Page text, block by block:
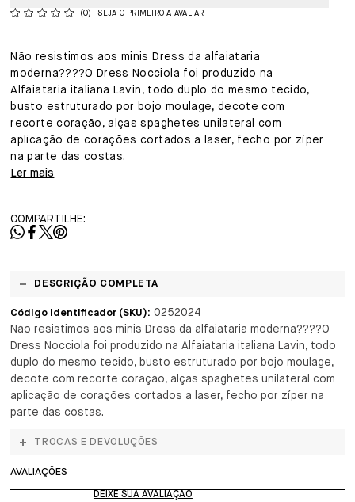
(0) SEJA O PRIMEIRO A AVALIAR
Não resistimos aos minis Dress da alfaiataria
moderna????O Dress Nocciola foi produzido na
Alfaiataria italiana Lavin, todo duplo do mesmo tecido,
busto estruturado por bojo moulage, decote com
recorte coração, alças spaghetes unilateral com
aplicação de corações cortados a laser, fecho por zíper
na parte das costas.
Ler mais
COMPARTILHE:
DESCRIÇÃO COMPLETA
Código identificador (SKU): 0252024
Não resistimos aos minis Dress da alfaiataria moderna????O
Dress Nocciola foi produzido na Alfaiataria italiana Lavin, todo
duplo do mesmo tecido, busto estruturado por bojo moulage,
decote com recorte coração, alças spaghetes unilateral com
aplicação de corações cortados a laser, fecho por zíper na
parte das costas.
TROCAS E DEVOLUÇÕES
AVALIAÇÕES